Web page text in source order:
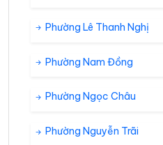
Phường Lê Thanh Nghị
Phường Nam Đồng
Phường Ngọc Châu
Phường Nguyễn Trãi